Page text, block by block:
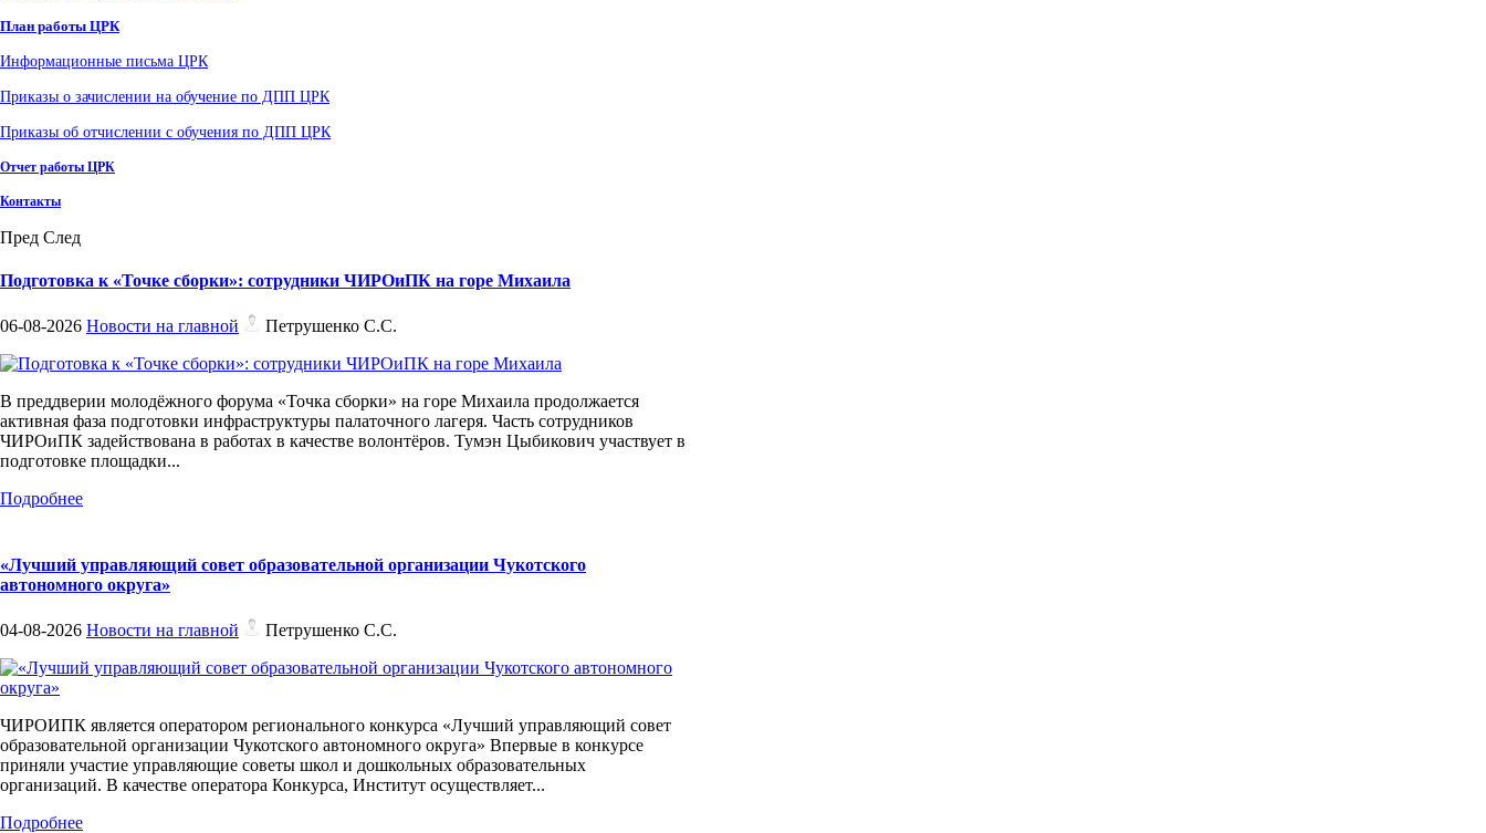
План работы ЦРК
Информационные письма ЦРК
Приказы о зачислении на обучение по ДПП ЦРК
Приказы об отчислении с обучения по ДПП ЦРК
Отчет работы ЦРК
Контакты
Пред След
Подготовка к «Точке сборки»: сотрудники ЧИРОиПК на горе Михаила
06-08-2026 Новости на главной Петрушенко С.С.
В преддверии молодёжного форума «Точка сборки» на горе Михаила продолжается
активная фаза подготовки инфраструктуры палаточного лагеря. Часть сотрудников
ЧИРОиПК задействована в работах в качестве волонтёров. Тумэн Цыбикович участвует в
подготовке площадки...
Подробнее
«Лучший управляющий совет образовательной организации Чукотского
автономного округа»
04-08-2026 Новости на главной Петрушенко С.С.
ЧИРОИПК является оператором регионального конкурса «Лучший управляющий совет
образовательной организации Чукотского автономного округа» Впервые в конкурсе
приняли участие управляющие советы школ и дошкольных образовательных
организаций. В качестве оператора Конкурса, Институт осуществляет...
Подробнее